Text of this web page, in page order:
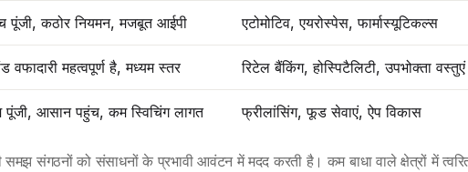
पूंजी, कठोर नियमन, मजबूत आईपी एटोमोटिव, एयरोस्पेस, फार्मास्यूटिकल्स
वफादारी महत्वपूर्ण है, मध्यम स्तर रिटेल बैंकिंग, होस्पिटैलिटी, उपभोक्ता वस्तुएं
आसान पहुंच, कम स्विचिंग लागत फ्रीलांसिंग, फूड सेवाएं, ऐप विकास
संगठनों को संसाधनों के प्रभावी आवंटन में मदद करती है। कम बाधा वाले क्षेत्रों में